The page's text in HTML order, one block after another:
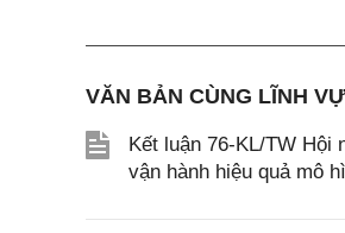
VĂN BẢN CÙNG LĨNH
Kết luận 76-KL/TW Hội
vận hành hiệu quả mô